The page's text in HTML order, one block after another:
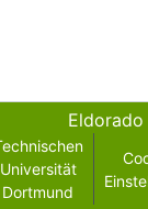
Universität
Dortmund